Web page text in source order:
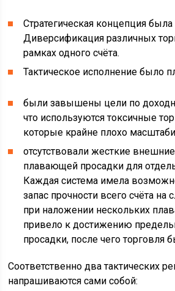
Стратегическая концепция
Диверсификация различных
рамках одного счёта.
Тактическое исполнение было
были завышены цели по
что используются токсичные
которые крайне плохо
отсутствовали жесткие
плавающей просадки для
Каждая система имела
запас прочности всего счёта на
при наложении нескольких
привело к достижению
просадки, после чего торговля
Соответственно два тактических
напрашиваются сами собой: